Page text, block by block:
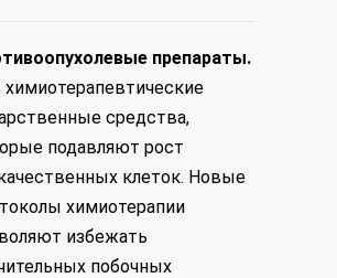
препараты.
химиотерапевтические
средства,
подавляют рост
клеток. Новые
химиотерапии
избежать
побочных